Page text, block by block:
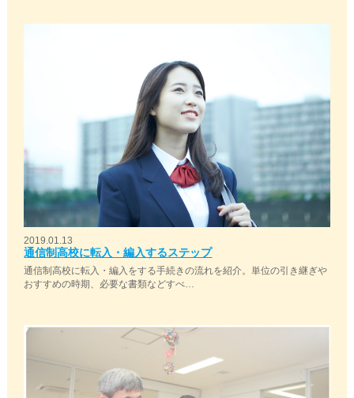
2019.01.13
通信制高校に転入・編入するステップ
通信制高校に転入・編入をする手続きの流れを紹介。単位の引き継ぎや
おすすめの時期、必要な書類などすべ…